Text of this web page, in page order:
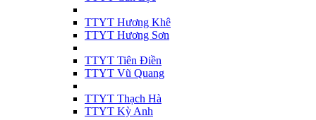
TTYT Hương Khê
TTYT Hương Sơn
TTYT Tiên Điền
TTYT Vũ Quang
TTYT Thạch Hà
TTYT Kỳ Anh